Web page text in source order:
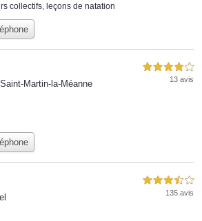
collectifs leçons de natation
Martin-la-Méanne
4,0 étoiles sur 5
13 avis
3,5 étoiles sur 5
135 avis